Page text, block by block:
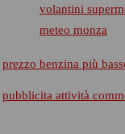
volantini
meteo monza
prezzo benzina più
pubblicita attività